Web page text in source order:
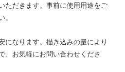
ただきます。事前に使用用途をご
。
になります。描き込みの量により
、お気軽にお問い合わせくださ